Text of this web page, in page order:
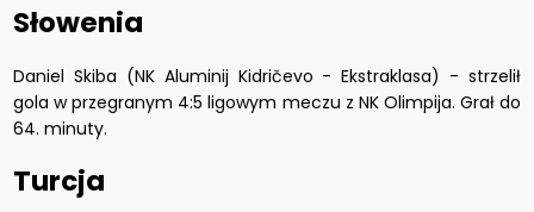
Słowenia
Daniel Skiba (NK Aluminij Kidričevo - Ekstraklasa) - strzelił
gola w przegranym 4:5 ligowym meczu z NK Olimpija. Grał do
64. minuty.
Turcja